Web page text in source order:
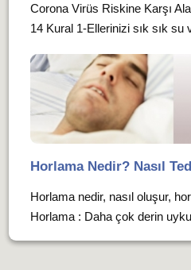
Corona Virüs Riskine Karşı
14 Kural 1-Ellerinizi sık sık su
Horlama Nedir? Nasıl
Horlama nedir, nasıl oluşur,
Horlama : Daha çok derin